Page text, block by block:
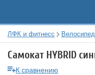
ЛФК и фитнесс
Самокат HYBRID
К сравнению